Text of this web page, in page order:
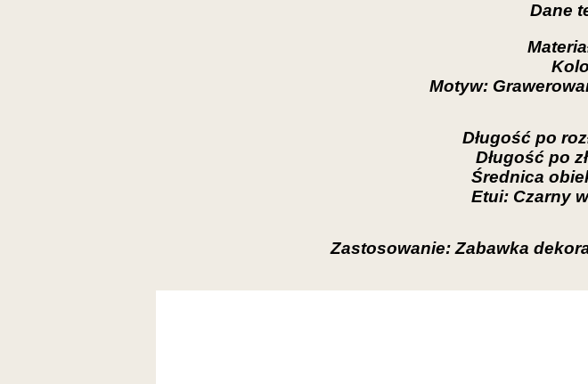
Dane
Motyw:
Długość po
Długość po
Średnica
Etui: Czarny
Zastosowanie: Zabawka